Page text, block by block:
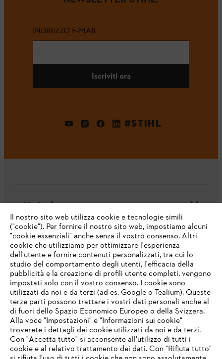
INDIRIZZO E-MAIL
Iscriviti ora
#STIHL
L'azienda
Domande frequenti
Assistenza
Protezione dati Nota legale Cookies
IHR BROWSER WIRD NICHT
UNTERSTÜTZT
Sie nutzen einen Browser, den wir noch nicht unterstützen. Für
Il nostro sito web utilizza cookie e tecnologie simili
("cookie"). Per fornire il nostro sito web, impostiamo alcuni
"cookie essenziali" anche senza il vostro consenso. Altri
cookie che utilizziamo per ottimizzare l'esperienza
dell'utente e fornire contenuti personalizzati, tra cui lo
studio del comportamento degli utenti, l'efficacia della
pubblicità e la creazione di profili utente completi, vengono
impostati solo con il vostro consenso. I cookie sono
utilizzati da noi e da terzi (ad es. Google o Tealium). Queste
terze parti possono trattare i vostri dati personali anche al
di fuori dello Spazio Economico Europeo o della Svizzera.
Alla voce "Impostazioni" e "Informazioni sui cookie"
troverete i dettagli dei cookie utilizzati da noi e da terzi.
Con "Accetta tutto" si acconsente all'utilizzo di tutti i
cookie e al relativo trattamento dei dati. Con "Rifiuta tutto"